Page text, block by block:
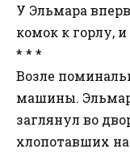
У Эльмара
комок к горлу,
* * *
Возле
машины.
заглянул во
хлопотавших